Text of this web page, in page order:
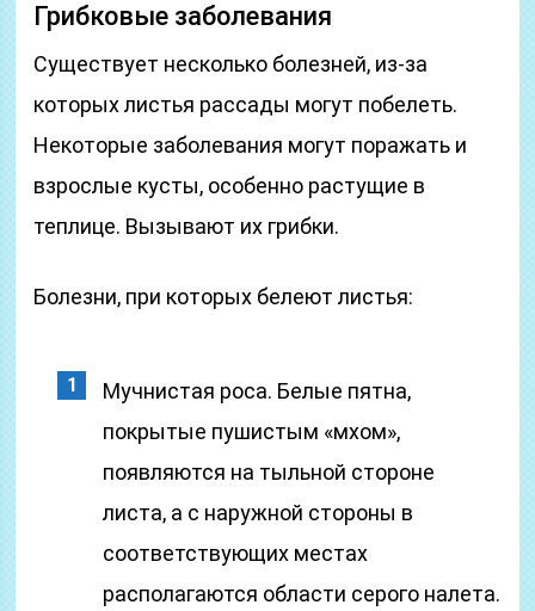
Грибковые заболевания
Существует несколько болезней, из-за
которых листья рассады могут побелеть.
Некоторые заболевания могут поражать и
взрослые кусты, особенно растущие в
теплице. Вызывают их грибки.
Болезни, при которых белеют листья:
Мучнистая роса. Белые пятна,
покрытые пушистым «мхом»,
появляются на тыльной стороне
листа, а с наружной стороны в
соответствующих местах
располагаются области серого налета.